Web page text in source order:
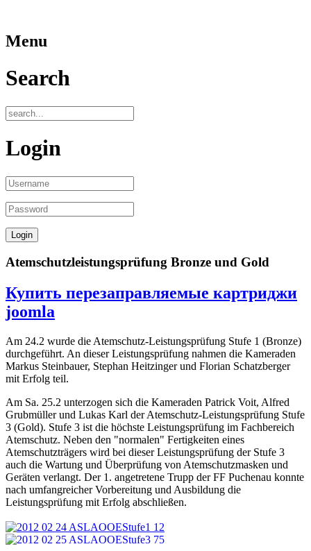
Menu
Search
Login
Atemschutzleistungsprüfung Bronze und Gold
Купить перезаправляемые картриджи
joomla
Am 24.2 wurde die Atemschutz-Leistungsprüfung Stufe 1 (Bronze)
durchgeführt. An dieser Leistungsprüfung nahmen die Kameraden
Markus Steinbauer, Stephan Heitzinger und Florian Schatzberger
mit Erfolg teil.
Am Sa. 25.2 unterzogen sich die Kameraden Patrick Voit, Alfred
Grubmüller und Lukas Karl der Atemschutz-Leistungsprüfung Stufe
3 (Gold). Stufe 3 ist die höchste Leistungsprüfung im Fachbereich
Atemschutz. Neben den "normalen" Fertigkeiten eines
Atemschutzträgers wird bei dieser Leistungsprüfung der Stufe 3
auch die Wartung und Überprüfung von Atemschutzmasken und
Geräten verlangt. Der 1. angetretene Trupp der FF Puchenau konnte
nach umfangreicher Vorbereitung und Ausbildung die
Leistungsprüfung mit Erfolg abschließen.